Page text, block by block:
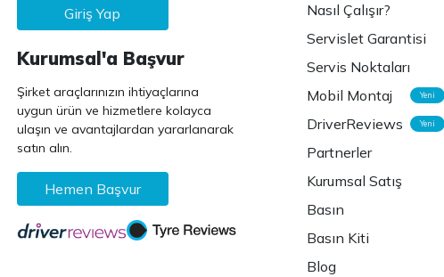
Giriş Yap
Kurumsal'a Başvur
Şirket araçlarınızın ihtiyaçlarına
uygun ürün ve hizmetlere kolayca
ulaşın ve avantajlardan yararlanarak
satın alın.
Hemen Başvur
Nasıl Çalışır?
Servislet Garantisi
Servis Noktaları
Mobil Montaj
Yeni
DriverReviews Yeni
Partnerler
Kurumsal Satış
Basın
Basın Kiti
Blog